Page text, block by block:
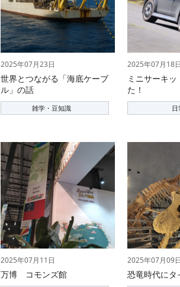
2025年07月23日
世界とつながる「海底ケーブ
ル」の話
雑学・豆知識
2025年07月18日
ミニサーキ
た！
2025年07月11日
万博 コモンズ館
2025年07月09日
恐竜時代にタ